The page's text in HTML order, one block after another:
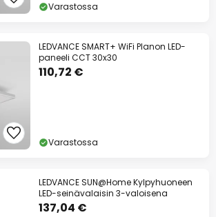
Varastossa
LEDVANCE SMART+ WiFi Planon LED-
paneeli CCT 30x30
110,72 €
Varastossa
LEDVANCE SUN@Home Kylpyhuoneen
LED-seinävalaisin 3-valoisena
137,04 €